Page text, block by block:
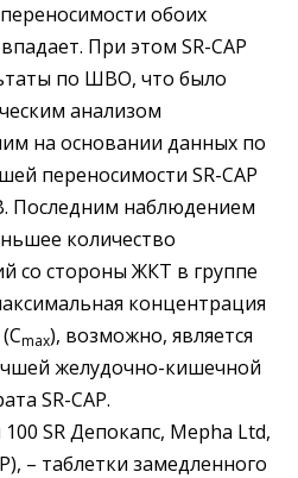
обоих
При этом SR-CAP
по ШВО, что было
анализом
на основании данных по
переносимости SR-CAP
Последним наблюдением
количество
со стороны ЖКТ в группе
концентрация
max), возможно, является
желудочно-кишечной
SR-CAP.
SR Депокапс, Mepha Ltd,
– таблетки замедленного